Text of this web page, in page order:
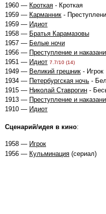
1960 — Кроткая - Кроткая
1959 — Карманник -
1959 — Идиот
1958 — Братья Карамазовы
1957 — Белые ночи
1956 — Преступление и
1951 — Идиот 7.7/10 (14)
1949 — Великий грешник - Игрок
1934 — Петербургская ночь -
1915 — Николай Ставрогин -
1913 — Преступление и
1910 — Идиот
Сценарий/идея в кино:
1958 — Игрок
1956 — Кульминация (сериал)